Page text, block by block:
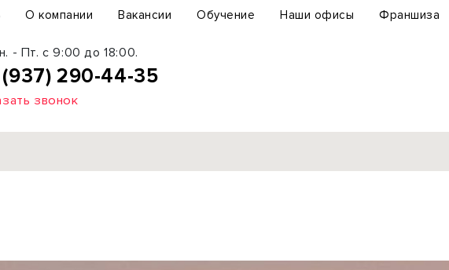
О компании Вакансии Обучение Наши офисы Франшиза
- Пт. c 9:00 до 18:00.
(937) 290-44-35
звонок